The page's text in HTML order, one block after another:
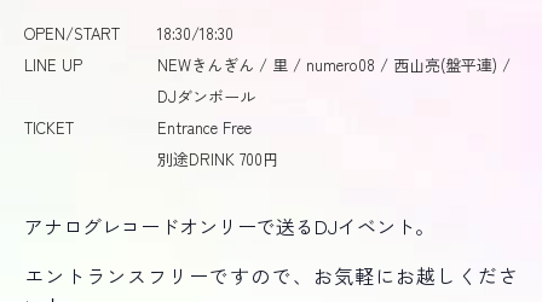
OPEN/START
18:30/18:30
LINE UP
NEWきんぎん / 里 / numero08 / 西山亮(盤平連) /
DJダンボール
TICKET
Entrance Free
別途DRINK 700円
アナログレコードオンリーで送るDJイベント。
エントランスフリーですので、お気軽にお越しくださ